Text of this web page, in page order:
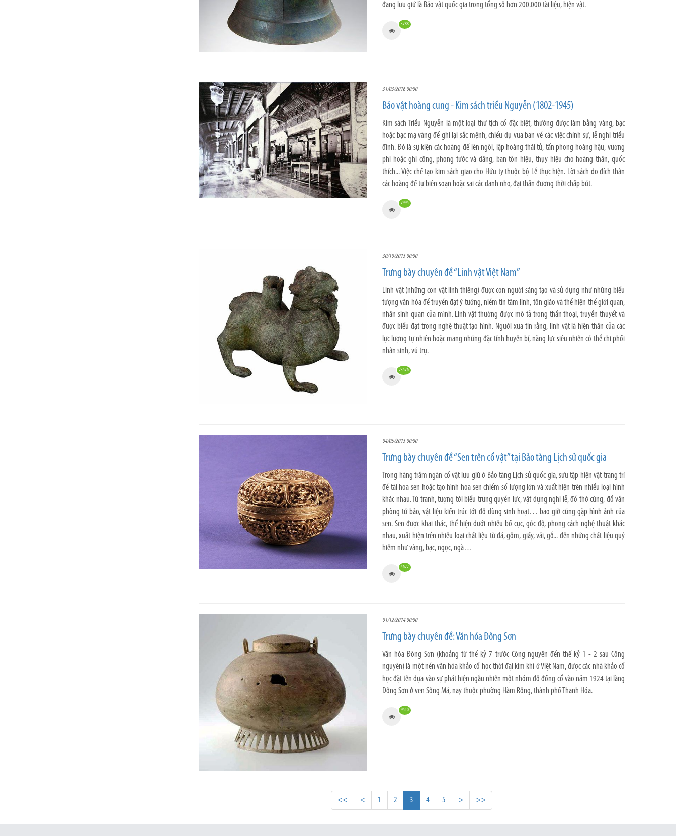
đang lưu giữ là Bảo vật quốc gia trong tổng số hơn 200.000 tài liệu, hiện vật.
3788
31/03/2016 00:00
Bảo vật hoàng cung - Kim sách triều Nguyễn (1802-1945)
Kim sách Triều Nguyễn là một loại thư tịch cổ đặc biệt, thường được làm bằng vàng, bạc
hoặc bạc mạ vàng để ghi lại sắc mệnh, chiếu dụ vua ban về các việc chính sự, lễ nghi triều
đình. Đó là sự kiện các hoàng đế lên ngôi, lập hoàng thái tử, tấn phong hoàng hậu, vương
phi hoặc ghi công, phong tước và dâng, ban tôn hiệu, thụy hiệu cho hoàng thân, quốc
thích... Việc chế tạo kim sách giao cho Hữu ty thuộc bộ Lễ thực hiện. Lời sách do đích thân
các hoàng đế tự biên soạn hoặc sai các danh nho, đại thần đương thời chấp bút.
7995
30/10/2015 00:00
Trưng bày chuyên đề “Linh vật Việt Nam”
Linh vật (những con vật linh thiêng) được con người sáng tạo và sử dụng như những biểu
tượng văn hóa để truyền đạt ý tưởng, niềm tin tâm linh, tôn giáo và thể hiện thế giới quan,
nhân sinh quan của mình. Linh vật thường được mô tả trong thần thoại, truyền thuyết và
được biểu đạt trong nghệ thuật tạo hình. Người xưa tin rằng, linh vật là hiện thân của các
lực lượng tự nhiên hoặc mang những đặc tính huyền bí, năng lực siêu nhiên có thể chi phối
nhân sinh, vũ trụ.
23576
04/05/2015 00:00
Trưng bày chuyên đề “Sen trên cổ vật” tại Bảo tàng Lịch sử quốc gia
Trong hàng trăm ngàn cổ vật lưu giữ ở Bảo tàng Lịch sử quốc gia, sưu tập hiện vật trang trí
đề tài hoa sen hoặc tạo hình hoa sen chiếm số lượng lớn và xuất hiện trên nhiều loại hình
khác nhau. Từ tranh, tượng tới biểu trưng quyền lực, vật dụng nghi lễ, đồ thờ cúng, đồ văn
phòng tứ bảo, vật liệu kiến trúc tới đồ dùng sinh hoạt… bao giờ cũng gặp hình ảnh của
sen. Sen được khai thác, thể hiện dưới nhiều bố cục, góc độ, phong cách nghệ thuật khác
nhau, xuất hiện trên nhiều loại chất liệu từ đá, gốm, giấy, vải, gỗ... đến những chất liệu quý
hiếm như vàng, bạc, ngọc, ngà…
4622
01/12/2014 00:00
Trưng bày chuyên đề: Văn hóa Đông Sơn
Văn hóa Đông Sơn (khoảng từ thế kỷ 7 trước Công nguyên đến thế kỷ 1 - 2 sau Công
nguyên) là một nền văn hóa khảo cổ học thời đại kim khí ở Việt Nam, được các nhà khảo cổ
học đặt tên dựa vào sự phát hiện ngẫu nhiên một nhóm đồ đồng cổ vào năm 1924 tại làng
Đông Sơn ở ven Sông Mã, nay thuộc phường Hàm Rồng, thành phố Thanh Hóa.
9510
<< < 1 2 3 4 5 > >>